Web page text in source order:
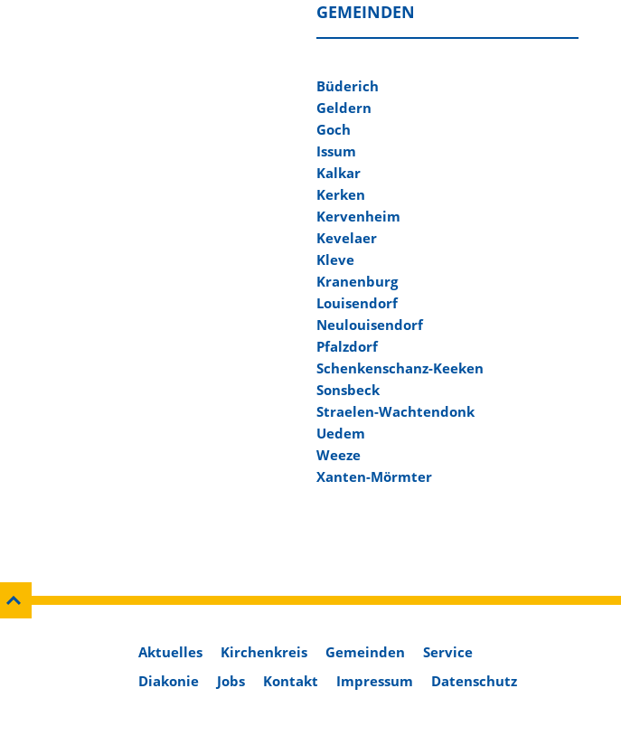
GEMEINDEN
Büderich
Geldern
Goch
Issum
Kalkar
Kerken
Kervenheim
Kevelaer
Kleve
Kranenburg
Louisendorf
Neulouisendorf
Pfalzdorf
Schenkenschanz-Keeken
Sonsbeck
Straelen-Wachtendonk
Uedem
Weeze
Xanten-Mörmter
Aktuelles Kirchenkreis Gemeinden
Service
Diakonie
Jobs Kontakt Impressum Datenschutz